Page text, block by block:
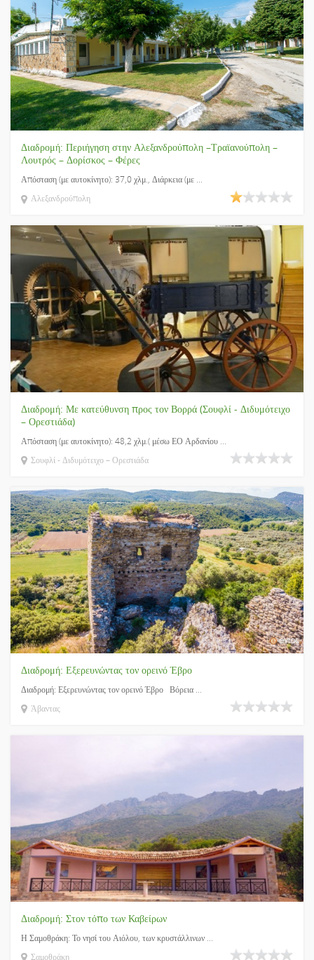
Διαδρομή: Περιήγηση στην Αλεξανδρούπολη –Τραϊανούπολη –
Λουτρός – Δορίσκος – Φέρες
Απόσταση (με αυτοκίνητο): 37,0 χλμ., Διάρκεια (με ...
Αλεξανδρούπολη
Διαδρομή: Με κατεύθυνση προς τον Βορρά (Σουφλί - Διδυμότειχο
– Ορεστιάδα)
Απόσταση (με αυτοκίνητο): 48,2 χλμ.( μέσω ΕΟ Αρδανίου ...
Σουφλί - Διδυμότειχο – Ορεστιάδα
Διαδρομή: Εξερευνώντας τον ορεινό Έβρο
Διαδρομή: Εξερευνώντας τον ορεινό Έβρο Βόρεια ...
Άβαντας
Διαδρομή: Στον τόπο των Καβείρων
Η Σαμοθράκη: Το νησί του Αιόλου, των κρυστάλλινων ...
Σαμοθράκη